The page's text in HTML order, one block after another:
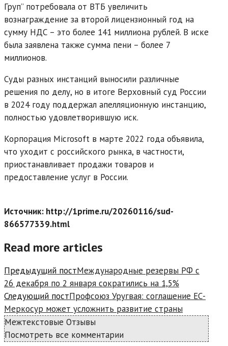
Груп” потребовала от ВТБ увеличить
вознаграждение за второй лицензионный год на
сумму НДС – это более 141 миллиона рублей. В иске
была заявлена также сумма пени – более 7
миллионов.
Суды разных инстанций выносили различные
решения по делу, но в итоге Верховный суд России
в 2024 году поддержал апелляционную инстанцию,
полностью удовлетворившую иск.
Корпорация Microsoft в марте 2022 года объявила,
что уходит с российского рынка, в частности,
приостанавливает продажи товаров и
предоставление услуг в России.
Источник: http://1prime.ru/20260116/sud-
866577339.html
Read more articles
Предыдущий постМеждународные резервы РФ с
26 декабря по 2 января сократились на 1,5%
Следующий постПрофсоюз Уругвая: соглашение ЕС-
Меркосур может усложнить развитие страны
Межтекстовые Отзывы
Посмотреть все комментарии